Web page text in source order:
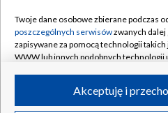
Rada Programowa
System NOS
Informacje o nadawcy
Program dla prasy
Twoje dane osobowe zbierane podczas
poszczególnych serwisówzwanych
zapisywane za pomocą technologii
WWW lub innych podobnych
ruchu w Internecie.Akceptuję i